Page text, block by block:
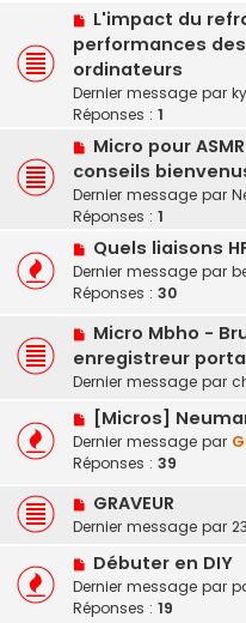
L'impact du
performances
ordinateurs
Dernier message par
Réponses : 1
Micro pour
conseils
Dernier message par
Réponses : 1
Quels liaisons
Dernier message par
Réponses : 30
Micro Mbho -
enregistreur
Dernier message par
[Micros]
Dernier message par
Réponses : 39
GRAVEUR
Dernier message par
Débuter en DIY
Dernier message par
Réponses : 19